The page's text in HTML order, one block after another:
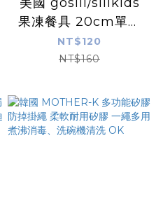
果凍餐具 20cm單支
吸管隨行口袋組 100%
鉑金級矽膠 耐高溫 團
NT$120
NT$160